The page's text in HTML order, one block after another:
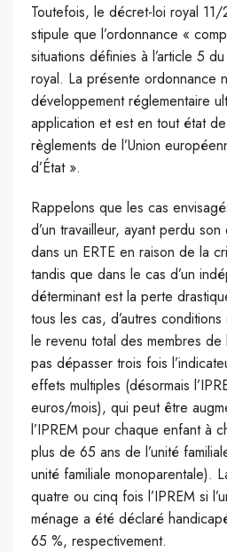
Toutefois, le décret-loi royal
stipule que l’ordonnance «
situations définies à l’article 5
royal. La présente ordonnance
développement réglementaire
application et est en tout état
règlements de l’Union
d’État ».
Rappelons que les cas
d’un travailleur, ayant perdu
dans un ERTE en raison de la
tandis que dans le cas d’un
déterminant est la perte
tous les cas, d’autres
le revenu total des membres de
pas dépasser trois fois
effets multiples (désormais
euros/mois), qui peut être
l’IPREM pour chaque enfant à
plus de 65 ans de l’unité
unité familiale monoparentale).
quatre ou cinq fois l’IPREM si
ménage a été déclaré
65 %, respectivement.